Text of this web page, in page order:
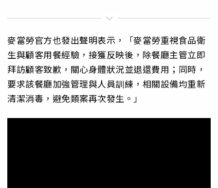
麥當勞官方也發出聲明表示，「麥當勞重視食品衛
生與顧客用餐經驗，接獲反映後，除餐廳主管立即
拜訪顧客致歉，關心身體狀況並退還費用；同時，
要求該餐廳加強管理與人員訓練，相關設備均重新
清潔消毒，避免類案再次發生。」